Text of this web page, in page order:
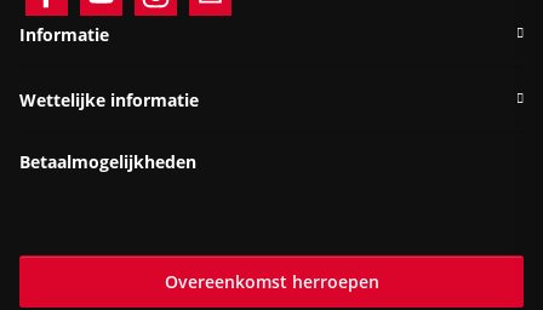
Informatie
Wettelijke informatie
Betaalmogelijkheden
Overeenkomst herroepen